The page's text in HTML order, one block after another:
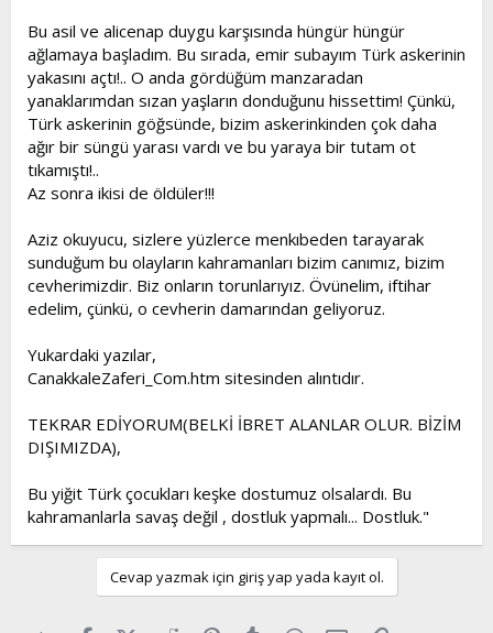
Bu asil ve alicenap duygu karşısında hüngür hüngür
ağlamaya başladım. Bu sırada, emir subayım Türk askerinin
yakasını açtı!.. O anda gördüğüm manzaradan
yanaklarımdan sızan yaşların donduğunu hissettim! Çünkü,
Türk askerinin göğsünde, bizim askerinkinden çok daha
ağır bir süngü yarası vardı ve bu yaraya bir tutam ot
tıkamıştı!..
Az sonra ikisi de öldüler!!!
Aziz okuyucu, sizlere yüzlerce menkıbeden tarayarak
sunduğum bu olayların kahramanları bizim canımız, bizim
cevherimizdir. Biz onların torunlarıyız. Övünelim, iftihar
edelim, çünkü, o cevherin damarından geliyoruz.
Yukardaki yazılar,
CanakkaleZaferi_Com.htm sitesinden alıntıdır.
TEKRAR EDİYORUM(BELKİ İBRET ALANLAR OLUR. BİZİM
DIŞIMIZDA),
Bu yiğit Türk çocukları keşke dostumuz olsalardı. Bu
kahramanlarla savaş değil , dostluk yapmalı... Dostluk."
Cevap yazmak için giriş yap yada kayıt ol.